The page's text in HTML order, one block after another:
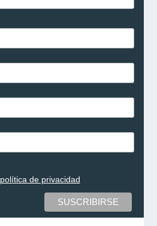
política de privacidad